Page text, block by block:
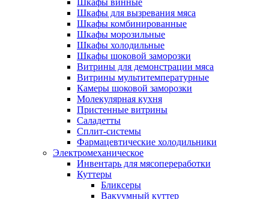
Шкафы винные
Шкафы для вызревания мяса
Шкафы комбинированные
Шкафы морозильные
Шкафы холодильные
Шкафы шоковой заморозки
Витрины для демонстрации мяса
Витрины мультитемпературные
Камеры шоковой заморозки
Молекулярная кухня
Пристенные витрины
Саладетты
Сплит-системы
Фармацевтические холодильники
Электромеханическое
Инвентарь для мясопереработки
Куттеры
Бликсеры
Вакуумный куттер